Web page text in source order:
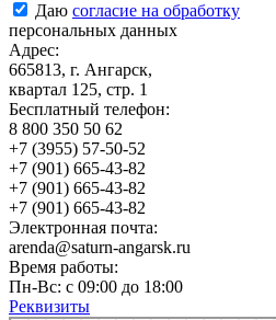
Даю согласие на обработку
персональных данных
Адрес:
665813, г. Ангарск,
квартал 125, стр. 1
Бесплатный телефон:
8 800 350 50 62
+7 (3955) 57-50-52
+7 (901) 665-43-82
+7 (901) 665-43-82
+7 (901) 665-43-82
Электронная почта:
arenda@saturn-angarsk.ru
Время работы:
Пн-Вс: с 09:00 до 18:00
Реквизиты